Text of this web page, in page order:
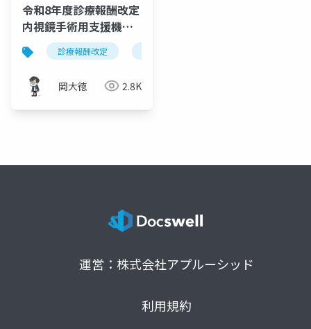
令和8年度診療報酬改定
内視鏡手術用支援機器
加算の完全攻略
診療報酬改定
岡大徳 2.8K
運営：株式会社アプルーシッド
利用規約